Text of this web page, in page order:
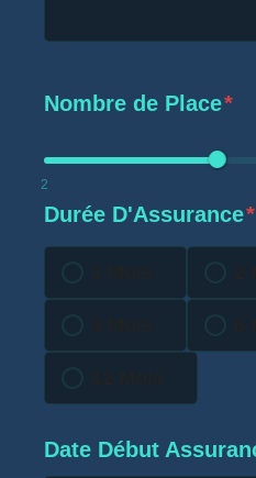
Nombre de Place*
2
Durée D'Assurance*
Date Début